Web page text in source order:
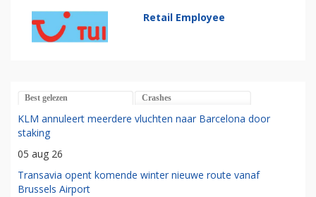
Retail Employee
Best gelezen Crashes
KLM annuleert meerdere vluchten naar Barcelona door
staking
05 aug 26
Transavia opent komende winter nieuwe route vanaf
Brussels Airport